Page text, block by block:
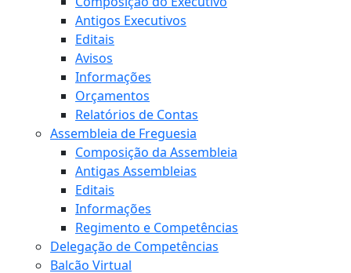
Antigos Executivos
Editais
Avisos
Informações
Orçamentos
Relatórios de Contas
Assembleia de Freguesia
Composição da Assembleia
Antigas Assembleias
Editais
Informações
Regimento e Competências
Delegação de Competências
Balcão Virtual